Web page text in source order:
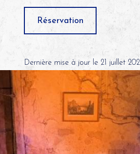
Réservation
Dernière mise à jour le 21 juillet